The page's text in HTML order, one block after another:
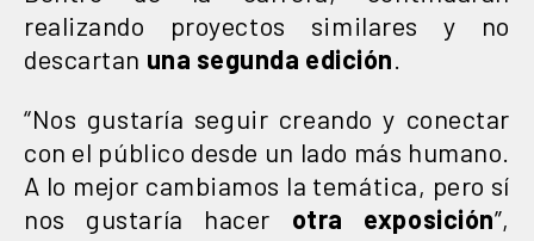
realizando proyectos similares y no
descartan una segunda edición
“Nos gustaría seguir creando y conectar
con el público desde un lado más humano.
A lo mejor cambiamos la temática, pero sí
nos gustaría hacer otra exposición”,